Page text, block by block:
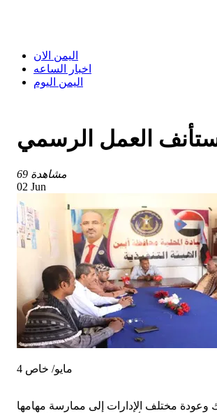
اليمن الان
اخبار الساعه
اليمن اليوم
تستأنف العمل الرسمي
69 مشاهدة
02 Jun
4 مايو/ خاص
وعودة مختلف الإدارات إلى ممارسة مهامها